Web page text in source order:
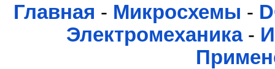
Главная - Микросхемы -
Электромеханика-